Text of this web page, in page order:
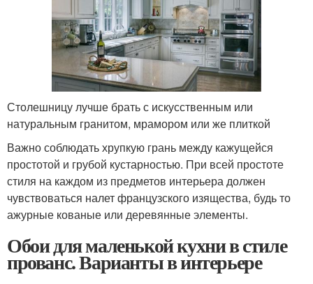
Столешницу лучше брать с искусственным или
натуральным гранитом, мрамором или же плиткой
Важно соблюдать хрупкую грань между кажущейся
простотой и грубой кустарностью. При всей простоте
стиля на каждом из предметов интерьера должен
чувствоваться налет французского изящества, будь то
ажурные кованые или деревянные элементы.
Обои для маленькой кухни в стиле
прованс. Варианты в интерьере